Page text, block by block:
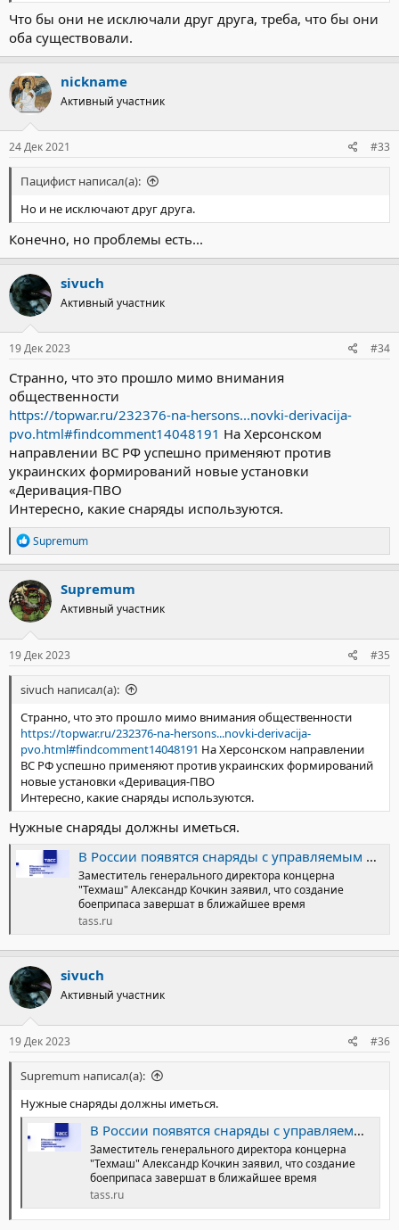
Что бы они не исключали друг друга, треба, что бы они
оба существовали.
nickname
Активный участник
24 Дек 2021 #33
Пацифист написал(а):
Но и не исключают друг друга.
Конечно, но проблемы есть...
sivuch
Активный участник
19 Дек 2023 #34
Странно, что это прошло мимо внимания
общественности
https://topwar.ru/232376-na-hersons...novki-derivacija-
pvo.html#findcomment14048191 На Херсонском
направлении ВС РФ успешно применяют против
украинских формирований новые установки
«Деривация-ПВО
Интересно, какие снаряды используются.
Р
е
а
к
ц
и
и
:
Supremum
Supremum
Активный участник
19 Дек 2023 #35
sivuch написал(а):
Странно, что это прошло мимо внимания общественности
https://topwar.ru/232376-na-hersons...novki-derivacija-
pvo.html#findcomment14048191 На Херсонском направлении
ВС РФ успешно применяют против украинских формирований
новые установки «Деривация-ПВО
Интересно, какие снаряды используются.
Нужные снаряды должны иметься.
В России появятся снаряды с управляемым подрывом калибра 57 мм - ТАСС
Заместитель генерального директора концерна
"Техмаш" Александр Кочкин заявил, что создание
боеприпаса завершат в ближайшее время
tass.ru
sivuch
Активный участник
19 Дек 2023 #36
Supremum написал(а):
Нужные снаряды должны иметься.
В России появятся снаряды с управляемым подрывом калибра 57 мм - ТАСС
Заместитель генерального директора концерна
"Техмаш" Александр Кочкин заявил, что создание
боеприпаса завершат в ближайшее время
tass.ru